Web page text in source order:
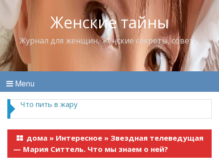
Женские тайны
Журнал для женщин, женские секреты, советы
Menu
Что пить в жару
дома » Интересное » Звездная телеведущая
— Мария Ситтель. Что мы знаем о ней?